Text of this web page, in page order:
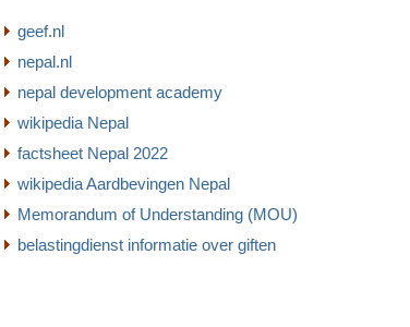
geef.nl
nepal.nl
nepal development academy
wikipedia Nepal
factsheet Nepal 2022
wikipedia Aardbevingen Nepal
Memorandum of Understanding (MOU)
belastingdienst informatie over giften